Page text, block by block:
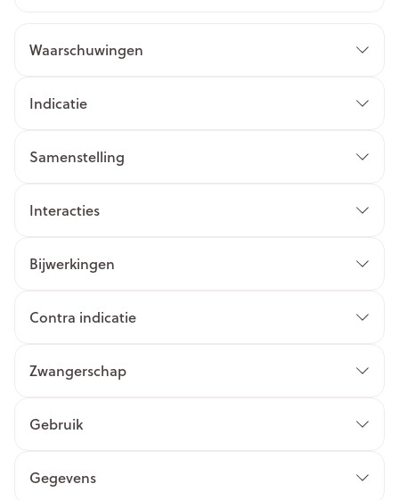
Waarschuwingen
Indicatie
Samenstelling
Interacties
Bijwerkingen
Contra indicatie
Zwangerschap
Gebruik
Gegevens